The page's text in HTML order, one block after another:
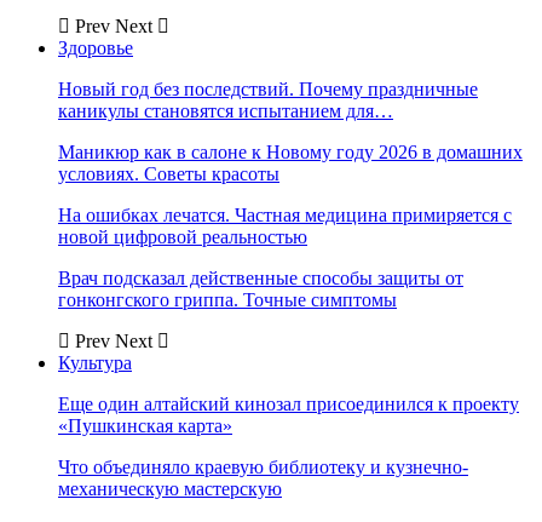
Prev Next
Здоровье
Новый год без последствий. Почему праздничные
каникулы становятся испытанием для…
Маникюр как в салоне к Новому году 2026 в домашних
условиях. Советы красоты
На ошибках лечатся. Частная медицина примиряется с
новой цифровой реальностью
Врач подсказал действенные способы защиты от
гонконгского гриппа. Точные симптомы
Prev Next
Культура
Еще один алтайский кинозал присоединился к проекту
«Пушкинская карта»
Что объединяло краевую библиотеку и кузнечно-
механическую мастерскую